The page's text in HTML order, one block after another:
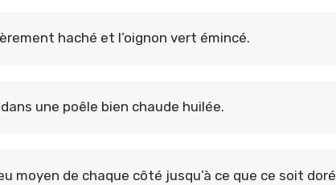
haché et l’oignon vert émincé.
une poêle bien chaude huilée.
moyen de chaque côté jusqu’à ce que ce soit doré